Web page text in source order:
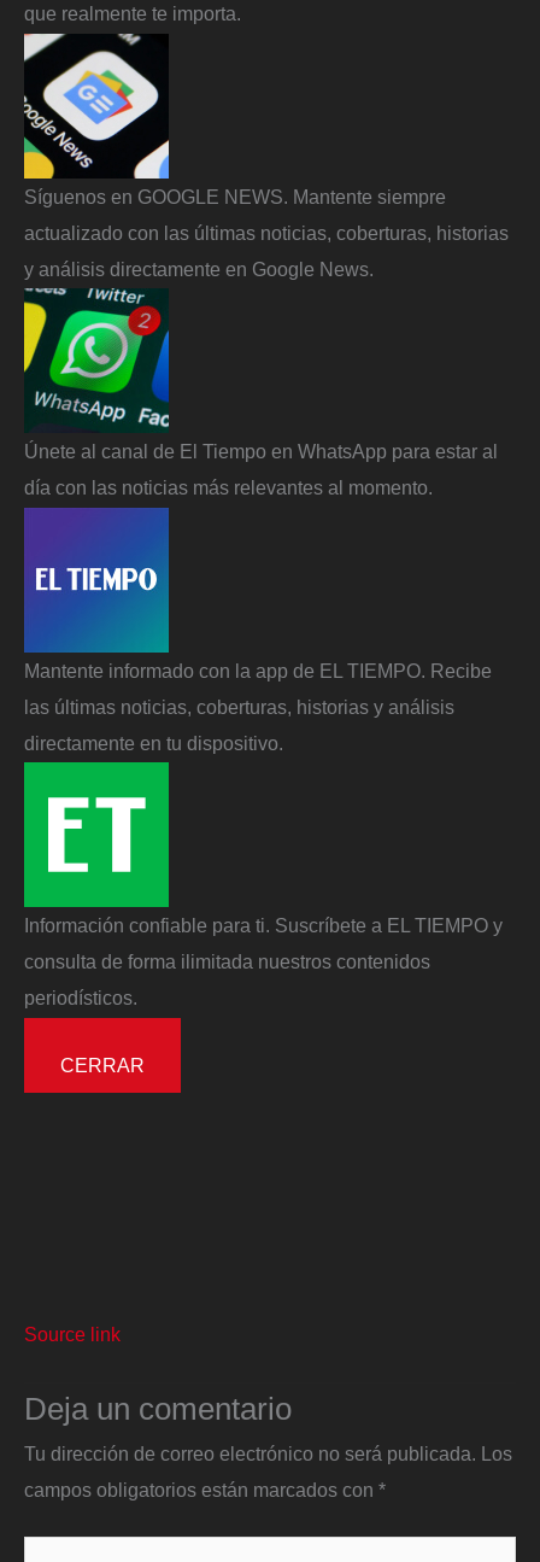
que realmente te importa.
Síguenos en GOOGLE NEWS. Mantente siempre
actualizado con las últimas noticias, coberturas, historias
y análisis directamente en Google News.
Únete al canal de El Tiempo en WhatsApp para estar al
día con las noticias más relevantes al momento.
Mantente informado con la app de EL TIEMPO. Recibe
las últimas noticias, coberturas, historias y análisis
directamente en tu dispositivo.
Información confiable para ti. Suscríbete a EL TIEMPO y
consulta de forma ilimitada nuestros contenidos
periodísticos.
CERRAR
Source link
Deja un comentario
Tu dirección de correo electrónico no será publicada. Los
campos obligatorios están marcados con *